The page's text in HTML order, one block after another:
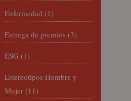
Enfermedad (1)
Entrega de premios (3)
ESG (1)
Estereotipos Hombre y
Mujer (11)